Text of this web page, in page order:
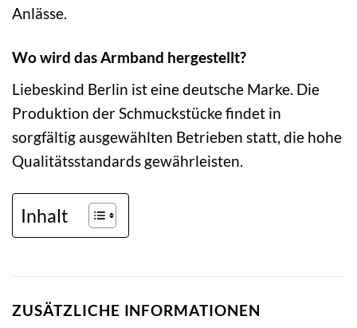
Anlässe.
Wo wird das Armband hergestellt?
Liebeskind Berlin ist eine deutsche Marke. Die
Produktion der Schmuckstücke findet in
sorgfältig ausgewählten Betrieben statt, die hohe
Qualitätsstandards gewährleisten.
Inhalt
ZUSÄTZLICHE INFORMATIONEN